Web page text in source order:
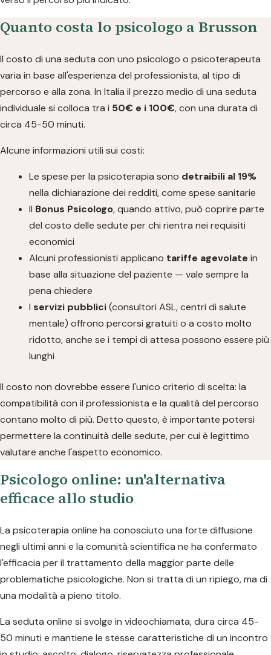
Quanto costa lo psicologo a Brusson
Il costo di una seduta con uno psicologo o psicoterapeuta
varia in base all'esperienza del professionista, al tipo di
percorso e alla zona. In Italia il prezzo medio di una seduta
individuale si colloca tra i 50€ e i 100€, con una durata di
circa 45-50 minuti.
Alcune informazioni utili sui costi:
Le spese per la psicoterapia sono detraibili al 19%
nella dichiarazione dei redditi, come spese sanitarie
Il Bonus Psicologo, quando attivo, può coprire parte
del costo delle sedute per chi rientra nei requisiti
economici
Alcuni professionisti applicano tariffe agevolate in
base alla situazione del paziente — vale sempre la
pena chiedere
I servizi pubblici(consultori ASL, centri di salute
mentale) offrono percorsi gratuiti o a costo molto
ridotto, anche se i tempi di attesa possono essere più
lunghi
Il costo non dovrebbe essere l'unico criterio di scelta: la
compatibilità con il professionista e la qualità del percorso
contano molto di più. Detto questo, è importante potersi
permettere la continuità delle sedute, per cui è legittimo
valutare anche l'aspetto economico.
Psicologo online: un'alternativa
efficace allo studio
La psicoterapia online ha conosciuto una forte diffusione
negli ultimi anni e la comunità scientifica ne ha confermato
l'efficacia per il trattamento della maggior parte delle
problematiche psicologiche. Non si tratta di un ripiego, ma di
una modalità a pieno titolo.
La seduta online si svolge in videochiamata, dura circa 45-
50 minuti e mantiene le stesse caratteristiche di un incontro